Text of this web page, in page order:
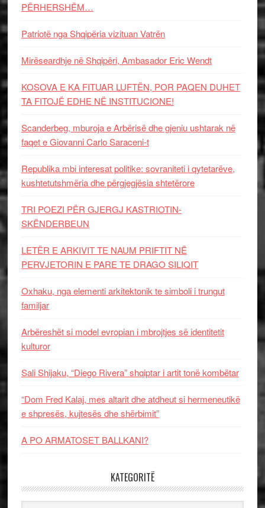
PËRHERSHËM…
Patriotë nga Shqipëria vizituan Vatrën
Mirëseardhje në Shqipëri, Ambasador Eric Wendt
KOSOVA E KA FITUAR LUFTËN, POR PAQEN DUHET
TA FITOJË EDHE NË INSTITUCIONE!
Scanderbeg, mburoja e Arbërisë dhe gjeniu ushtarak në
faqet e Giovanni Carlo Saraceni-t
Republika mbi interesat politike: sovraniteti i qytetarëve,
kushtetutshmëria dhe përgjegjësia shtetërore
TRI POEZI PËR GJERGJ KASTRIOTIN-
SKËNDERBEUN
LETËR E ARKIVIT TE NAUM PRIFTIT NË
PERVJETORIN E PARE TE DRAGO SILIQIT
Oxhaku, nga elementi arkitektonik te simboli i trungut
familjar
Arbëreshët si model evropian i mbrojtjes së identitetit
kulturor
Sali Shijaku, “Diego Rivera” shqiptar i artit tonë kombëtar
“Dom Fred Kalaj, mes altarit dhe atdheut si hermeneutikë
e shpresës, kujtesës dhe shërbimit”
A PO ARMATOSET BALLKANI?
KATEGORITË